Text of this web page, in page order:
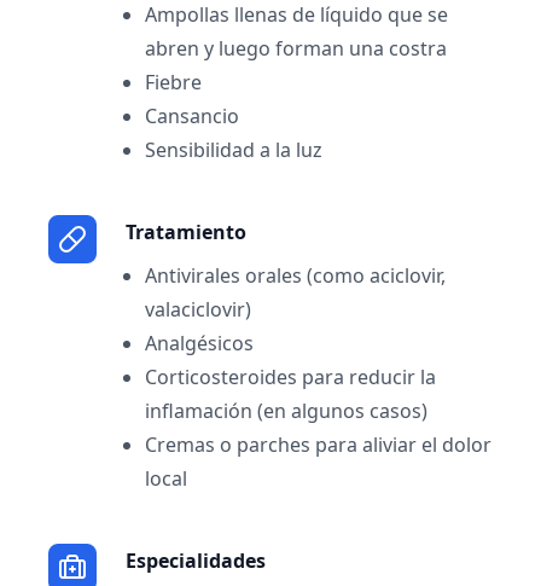
Ampollas llenas de líquido que se
abren y luego forman una costra
Fiebre
Cansancio
Sensibilidad a la luz
Tratamiento
Antivirales orales (como aciclovir,
valaciclovir)
Analgésicos
Corticosteroides para reducir la
inflamación (en algunos casos)
Cremas o parches para aliviar el dolor
local
Especialidades